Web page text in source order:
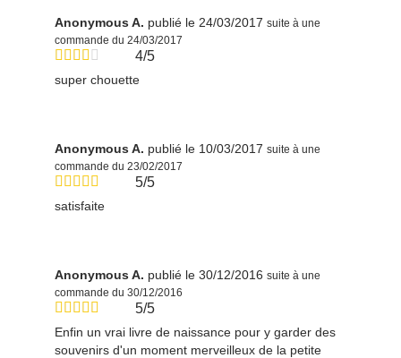
Anonymous A. publié le 24/03/2017 suite à une
commande du 24/03/2017
4/5
super chouette
Anonymous A. publié le 10/03/2017 suite à une
commande du 23/02/2017
5/5
satisfaite
Anonymous A. publié le 30/12/2016 suite à une
commande du 30/12/2016
5/5
Enfin un vrai livre de naissance pour y garder des
souvenirs d'un moment merveilleux de la petite